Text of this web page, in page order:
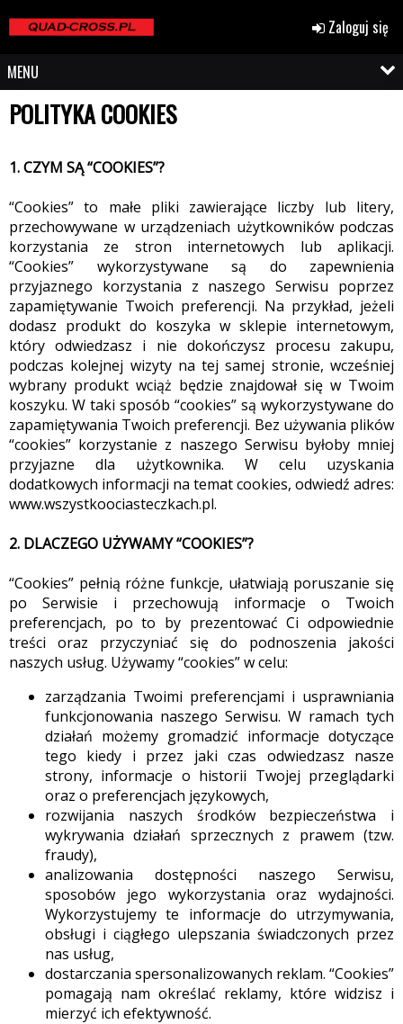
Zaloguj się
MENU
POLITYKA COOKIES
1. CZYM SĄ “COOKIES”?
“Cookies” to małe pliki zawierające liczby lub litery,
przechowywane w urządzeniach użytkowników podczas
korzystania ze stron internetowych lub aplikacji.
“Cookies” wykorzystywane są do zapewnienia
przyjaznego korzystania z naszego Serwisu poprzez
zapamiętywanie Twoich preferencji. Na przykład, jeżeli
dodasz produkt do koszyka w sklepie internetowym,
który odwiedzasz i nie dokończysz procesu zakupu,
podczas kolejnej wizyty na tej samej stronie, wcześniej
wybrany produkt wciąż będzie znajdował się w Twoim
koszyku. W taki sposób “cookies” są wykorzystywane do
zapamiętywania Twoich preferencji. Bez używania plików
“cookies” korzystanie z naszego Serwisu byłoby mniej
przyjazne dla użytkownika. W celu uzyskania
dodatkowych informacji na temat cookies, odwiedź adres:
www.wszystkoociasteczkach.pl.
2. DLACZEGO UŻYWAMY “COOKIES”?
“Cookies” pełnią różne funkcje, ułatwiają poruszanie się
po Serwisie i przechowują informacje o Twoich
preferencjach, po to by prezentować Ci odpowiednie
treści oraz przyczyniać się do podnoszenia jakości
naszych usług. Używamy “cookies” w celu:
zarządzania Twoimi preferencjami i usprawniania
funkcjonowania naszego Serwisu. W ramach tych
działań możemy gromadzić informacje dotyczące
tego kiedy i przez jaki czas odwiedzasz nasze
strony, informacje o historii Twojej przeglądarki
oraz o preferencjach językowych,
rozwijania naszych środków bezpieczeństwa i
wykrywania działań sprzecznych z prawem (tzw.
fraudy),
analizowania dostępności naszego Serwisu,
sposobów jego wykorzystania oraz wydajności.
Wykorzystujemy te informacje do utrzymywania,
obsługi i ciągłego ulepszania świadczonych przez
nas usług,
dostarczania spersonalizowanych reklam. “Cookies”
pomagają nam określać reklamy, które widzisz i
mierzyć ich efektywność.